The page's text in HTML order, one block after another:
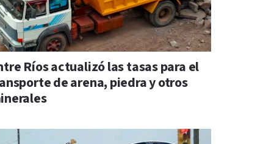
Ríos actualizó las tasas para el
de arena, piedra y otros